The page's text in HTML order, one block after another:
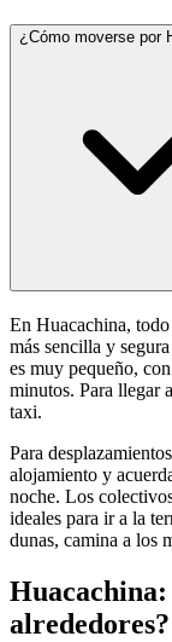
¿Cómo moverse por
En Huacachina, todo
más sencilla y
es muy pequeño,
minutos. Para llegar
taxi.
Para
alojamiento y
noche. Los
ideales para ir a la
dunas, camina a los
Huacachina:
alrededores?